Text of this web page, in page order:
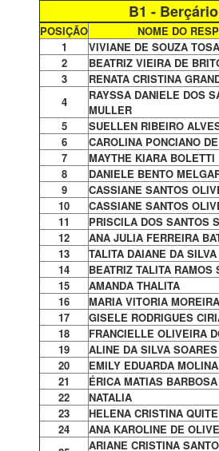
B1 -
POSIÇÃO
NOME DO
1
VIVIANE DE SOUZA
2
BEATRIZ VIEIRA DE
3
RENATA CRISTINA
4
RAYSSA DANIELE DOS
MULLER
5
SUELLEN RIBEIRO
6
CAROLINA PONCIANO
7
MAYTHE KIARA BOLETTI
8
DANIELE BENTO
9
CASSIANE SANTOS
10
CASSIANE SANTOS
11
PRISCILA DOS SANTOS
12
ANA JULIA FERREIRA
13
TALITA DAIANE DA SILVA
14
BEATRIZ TALITA RAMOS
15
AMANDA THALITA
16
MARIA VITORIA
17
GISELE RODRIGUES
18
FRANCIELLE OLIVEIRA
19
ALINE DA SILVA SOARES
20
EMILY EDUARDA MOLINA
21
ÉRICA MATIAS
22
NATALIA
23
HELENA CRISTINA
24
ANA KAROLINE DE
ARIANE CRISTINA